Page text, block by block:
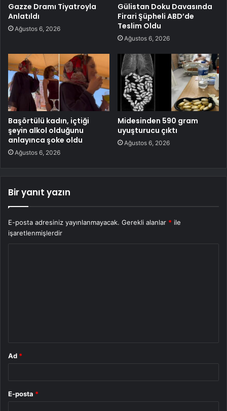
Gazze Dramı Tiyatroyla
Anlatıldı
Ağustos 6, 2026
Gülistan Doku Davasında
Firari Şüpheli ABD’de
Teslim Oldu
Ağustos 6, 2026
Başörtülü kadın, içtiği
şeyin alkol olduğunu
anlayınca şoke oldu
Ağustos 6, 2026
Midesinden 590 gram
uyuşturucu çıktı
Ağustos 6, 2026
Bir yanıt yazın
E-posta adresiniz yayınlanmayacak. Gerekli alanlar * ile
işaretlenmişlerdir
Ad *
E-posta *